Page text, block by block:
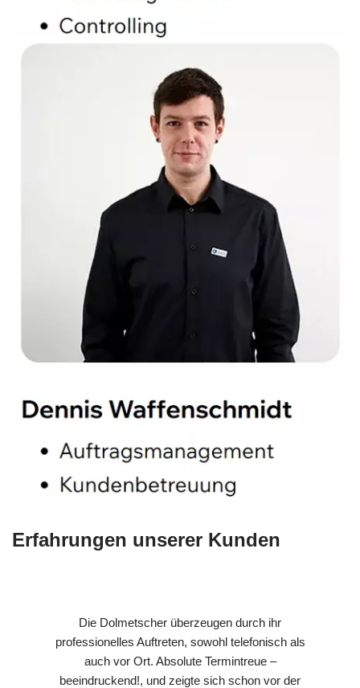
Erfahrungen unserer Kunden
Die Dolmetscher überzeugen durch ihr
professionelles Auftreten, sowohl telefonisch als
auch vor Ort. Absolute Termintreue –
beeindruckend!, und zeigte sich schon vor der